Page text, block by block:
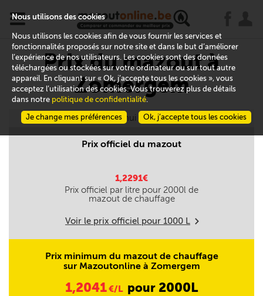
x
Prix du mazout à
Zomergem
Aujourd'hui le 09/08
Prix officiel du mazout
1,2291€
Prix officiel par litre pour 2000l de
mazout de chauffage
Voir le prix officiel pour 1000 L m
Prix minimum du mazout de chauffage
sur Mazoutonline à Zomergem
1,2041€/L pour 2000L
Nous utilisons des cookies
Nous utilisons les cookies afin de vous fournir les services et
fonctionnalités proposés sur notre site et dans le but d’améliorer
l’expérience de nos utilisateurs. Les cookies sont des données
téléchargées ou stockées sur votre ordinateur ou sur tout autre
appareil. En cliquant sur « Ok, j’accepte tous les cookies », vous
acceptez l’utilisation des cookies. Vous trouverez plus de détails
dans notre politique de confidentialité.
Ok, j’accepte tous les cookies
Je change mes préférences